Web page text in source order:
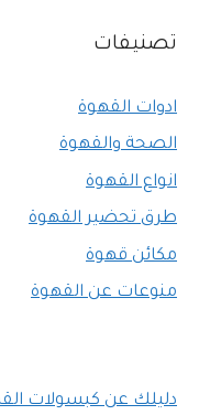
تصنيفات
ادوات القهوة
الصحة والقهوة
انواع القهوة
طرق تحضير القهوة
مكائن قهوة
منوعات عن القهوة
دليلك عن كبسولات